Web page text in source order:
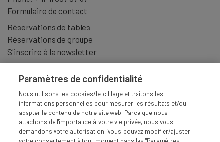
Formulaire de contact
Réservations de tables
Réservations de groupe
S'inscrire à la newsletter
Paramètres de confidentialité
Nous utilisons les cookies/le ciblage et traitons les
informations personnelles pour mesurer les résultats et/ou
adapter le contenu de notre site web. Parce que nous
attachons de l'importance à votre vie privée, nous vous
demandons votre autorisation. Vous pouvez modifier/ajuster